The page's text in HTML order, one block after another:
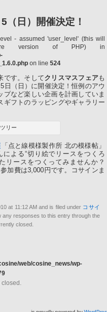
（日）開催決定！
- assumed 'user_level' (this will
version of PHP) in
on line 524
です。そしてクリスマスフェアも
日（日）に開催決定！恒例のアウ
プなど楽しい企画を計画していま
ギフトのラッピングやギャラリー
リー
「点と線模様製作所 北の模様帖」
よる“切り絵でリースをつくろ
リースをつくってみませんか？
加費は3,000円です。コサインま
at 11:12 AM and is filed under コサイ
any responses to this entry through the
closed.
web/cosine_news/wp-